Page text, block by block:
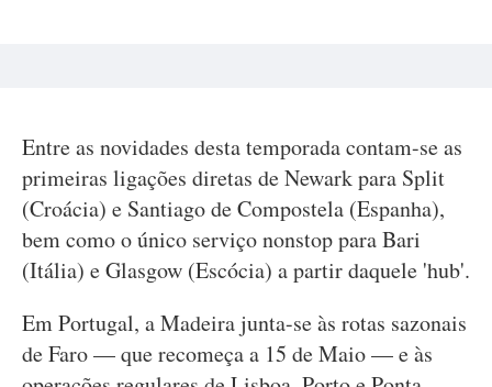
Entre as novidades desta temporada contam-se as
primeiras ligações diretas de Newark para Split
(Croácia) e Santiago de Compostela (Espanha),
bem como o único serviço nonstop para Bari
(Itália) e Glasgow (Escócia) a partir daquele 'hub'.
Em Portugal, a Madeira junta-se às rotas sazonais
de Faro — que recomeça a 15 de Maio — e às